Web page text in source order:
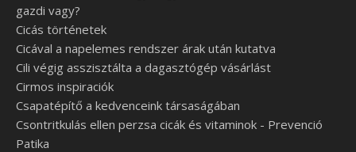
gazdi vagy?
Cicás történetek
Cicával a napelemes rendszer árak után kutatva
Cili végig asszisztálta a dagasztógép vásárlást
Cirmos inspiraciók
Csapatépítő a kedvenceink társaságában
Csontritkulás ellen perzsa cicák és vitaminok - Prevenció
Patika